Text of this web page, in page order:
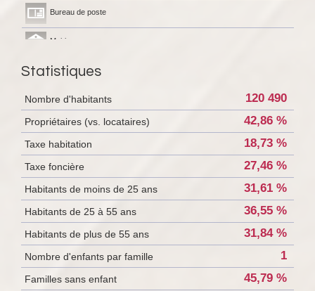
Bureau de poste
Mairie
Statistiques
Nombre d'habitants 120 490
Propriétaires (vs. locataires) 42,86 %
Taxe habitation 18,73 %
Taxe foncière 27,46 %
Habitants de moins de 25 ans 31,61 %
Habitants de 25 à 55 ans 36,55 %
Habitants de plus de 55 ans 31,84 %
Nombre d'enfants par famille 1
Familles sans enfant 45,79 %